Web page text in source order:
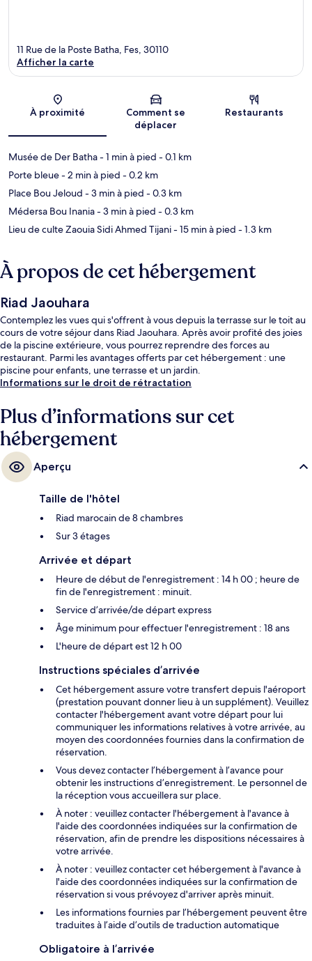
Carte
11 Rue de la Poste Batha, Fes, 30110
Afficher la carte
À proximité
Comment se
déplacer
Restaurants
Musée de Der Batha- 1 min à pied - 0.1 km
Porte bleue- 2 min à pied - 0.2 km
Place Bou Jeloud - 3 min à pied - 0.3 km
Médersa Bou Inania- 3 min à pied - 0.3 km
Lieu de culte Zaouia Sidi Ahmed Tijani- 15 min à pied - 1.3 km
À propos de cet hébergement
Riad Jaouhara
Contemplez les vues qui s'offrent à vous depuis la terrasse sur le toit au
cours de votre séjour dans Riad Jaouhara. Après avoir profité des joies
de la piscine extérieure, vous pourrez reprendre des forces au
restaurant. Parmi les avantages offerts par cet hébergement : une
piscine pour enfants, une terrasse et un jardin.
Informations sur le droit de rétractation
Plus d’informations sur cet
hébergement
Aperçu
Taille de l'hôtel
Riad marocain de 8 chambres
Sur 3 étages
Arrivée et départ
Heure de début de l'enregistrement : 14 h 00 ; heure de
fin de l'enregistrement : minuit.
Service d’arrivée/de départ express
Âge minimum pour effectuer l'enregistrement : 18 ans
L'heure de départ est 12 h 00
Instructions spéciales d’arrivée
Cet hébergement assure votre transfert depuis l'aéroport
(prestation pouvant donner lieu à un supplément). Veuillez
contacter l'hébergement avant votre départ pour lui
communiquer les informations relatives à votre arrivée, au
moyen des coordonnées fournies dans la confirmation de
réservation.
Vous devez contacter l’hébergement à l’avance pour
obtenir les instructions d’enregistrement. Le personnel de
la réception vous accueillera sur place.
À noter : veuillez contacter l'hébergement à l'avance à
l'aide des coordonnées indiquées sur la confirmation de
réservation, afin de prendre les dispositions nécessaires à
votre arrivée.
À noter : veuillez contacter cet hébergement à l'avance à
l'aide des coordonnées indiquées sur la confirmation de
réservation si vous prévoyez d'arriver après minuit.
Les informations fournies par l’hébergement peuvent être
traduites à l’aide d’outils de traduction automatique
Obligatoire à l’arrivée